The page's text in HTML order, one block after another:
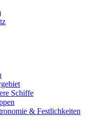
Schiffe
& Festlichkeiten